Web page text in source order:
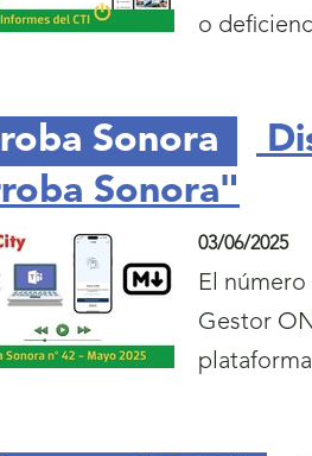
o
Sonora
Sonora"
03/06/2025
El
Gestor